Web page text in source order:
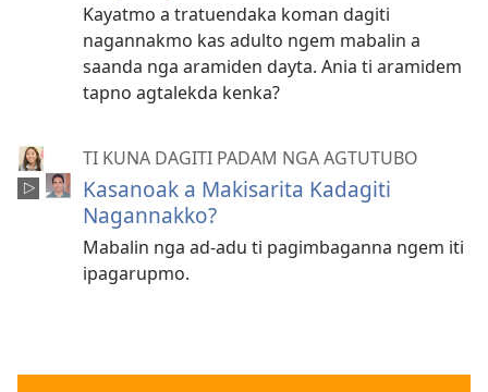
Kayatmo a tratuendaka koman dagiti
nagannakmo kas adulto ngem mabalin a
saanda nga aramiden dayta. Ania ti aramidem
tapno agtalekda kenka?
TI KUNA DAGITI PADAM NGA AGTUTUBO
Kasanoak a Makisarita Kadagiti
Nagannakko?
Mabalin nga ad-adu ti pagimbaganna ngem iti
ipagarupmo.